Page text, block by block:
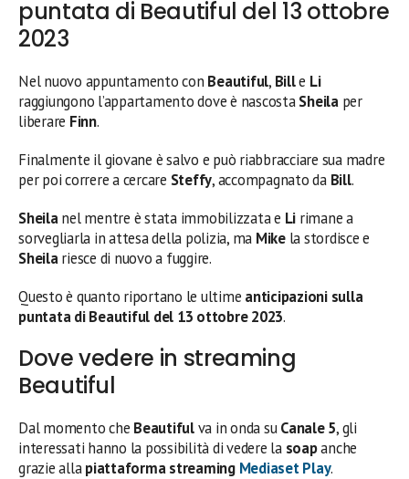
puntata di Beautiful del 13 ottobre
2023
Nel nuovo appuntamento con Beautiful, Bille Li
raggiungono l’appartamento dove è nascostaSheilaper
liberare Finn.
Finalmente il giovane è salvo e può riabbracciare sua madre
per poi correre a cercare Steffy, accompagnato da Bill.
Sheilanel mentre è stata immobilizzata e Li rimane a
sorvegliarla in attesa della polizia, ma Mikela stordisce e
Sheilariesce di nuovo a fuggire.
Questo è quanto riportano le ultime anticipazioni sulla
puntata di Beautiful del 13 ottobre 2023.
Dove vedere in streaming
Beautiful
Dal momento che Beautifulva in onda suCanale 5, gli
interessati hanno la possibilità di vedere la soapanche
grazie allapiattaforma streaming Mediaset Play.